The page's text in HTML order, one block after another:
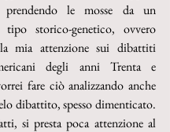
prendendo le mosse da un
storico-genetico, ovvero
mia attenzione sui dibattiti
degli anni Trenta e
fare ciò analizzando anche
dibattito, spesso dimenticato.
si presta poca attenzione al